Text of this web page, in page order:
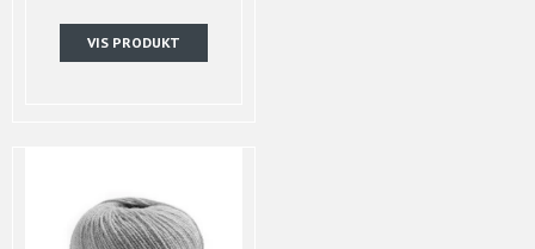
VIS PRODUKT